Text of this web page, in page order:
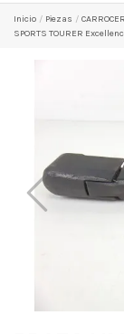
Inicio Pіezas
SPORTS TOURER